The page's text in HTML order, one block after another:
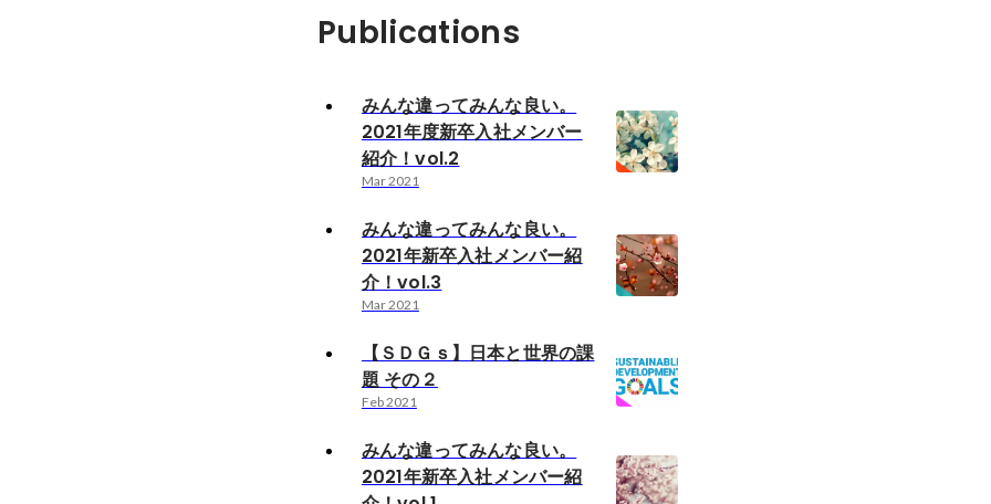
Publications
みんな違ってみんな良い。
2021年度新卒入社メンバー
紹介！vol.2
Mar 2021
みんな違ってみんな良い。
2021年新卒入社メンバー紹
介！vol.3
Mar 2021
【ＳＤＧｓ】日本と世界の課
題 その２
Feb 2021
みんな違ってみんな良い。
2021年新卒入社メンバー紹